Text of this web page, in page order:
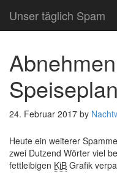
Unser täglich Spam
24. Februar 2017 by
Heute ein weiterer
zwei Dutzend Wörter viel
fettleibigen KiB Grafik